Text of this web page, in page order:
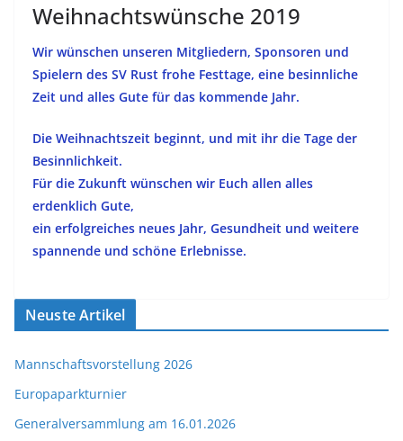
Weihnachtswünsche 2019
Wir wünschen unseren Mitgliedern, Sponsoren und
Spielern des SV Rust frohe Festtage, eine besinnliche
Zeit und alles Gute für das kommende Jahr.
Die Weihnachtszeit beginnt, und mit ihr die Tage der
Besinnlichkeit.
Für die Zukunft wünschen wir Euch allen alles
erdenklich Gute,
ein erfolgreiches neues Jahr, Gesundheit und weitere
spannende und schöne Erlebnisse.
Neuste Artikel
Mannschaftsvorstellung 2026
Europaparkturnier
Generalversammlung am 16.01.2026